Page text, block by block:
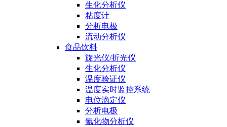
生化分析仪
粘度计
分析电极
流动分析仪
食品饮料
旋光仪/折光仪
生化分析仪
温度验证仪
温度实时监控系统
电位滴定仪
分析电极
氰化物分析仪